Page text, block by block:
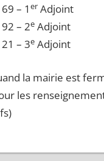
– 1 erAdjoint
– 2eAdjoint
– 3eAdjoint
la mairie est
les